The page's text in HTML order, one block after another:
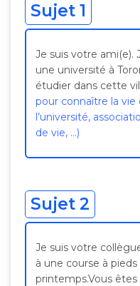
Sujet 1
Je suis votre ami(e).
une université à
étudier dans cette
pour connaître la vie
l’université,
de vie, …)
Sujet 2
Je suis votre
à une course à
printemps.Vous êtes